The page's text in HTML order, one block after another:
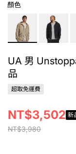
顏色
UA 男
品
超取免運費
NT$3,980
NT$3,502 新